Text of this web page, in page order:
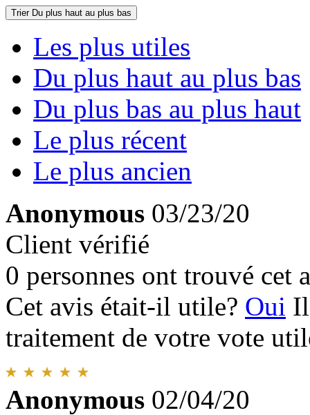
Trier Du plus haut au plus bas
Les plus utiles
Du plus haut au plus bas
Du plus bas au plus haut
Le plus récent
Le plus ancien
Anonymous 03/23/20
Client vérifié
0 personnes ont trouvé cet
Cet avis était-il utile? Oui
traitement de votre vote
Anonymous 02/04/20